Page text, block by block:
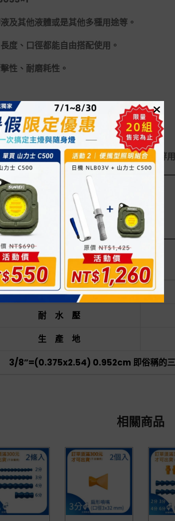
及其他液體或是其他多種用途等。
度、口徑都能自由搭配使用。
性、耐磨耗性。
總長307.5mm
用性
度自行組裝
，不會破裂適合用於切削水冷卻/吹氣等等
及其它液體用的塑膠軟管上
產品材質
耐 水 壓
生 產 地
3/8”=(0.375x2.54) 0.952cm 即俗稱的
相關商品